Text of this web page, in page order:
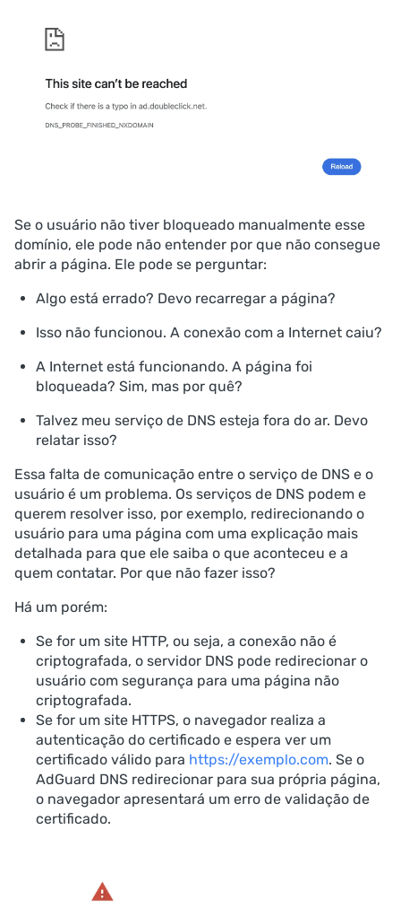
Se o usuário não tiver bloqueado manualmente esse
domínio, ele pode não entender por que não consegue
abrir a página. Ele pode se perguntar:
Algo está errado? Devo recarregar a página?
Isso não funcionou. A conexão com a Internet caiu?
A Internet está funcionando. A página foi
bloqueada? Sim, mas por quê?
Talvez meu serviço de DNS esteja fora do ar. Devo
relatar isso?
Essa falta de comunicação entre o serviço de DNS e o
usuário é um problema. Os serviços de DNS podem e
querem resolver isso, por exemplo, redirecionando o
usuário para uma página com uma explicação mais
detalhada para que ele saiba o que aconteceu e a
quem contatar. Por que não fazer isso?
Há um porém:
Se for um site HTTP, ou seja, a conexão não é
criptografada, o servidor DNS pode redirecionar o
usuário com segurança para uma página não
criptografada.
Se for um site HTTPS, o navegador realiza a
autenticação do certificado e espera ver um
certificado válido para https://exemplo.com. Se o
AdGuard DNS redirecionar para sua própria página,
o navegador apresentará um erro de validação de
certificado.